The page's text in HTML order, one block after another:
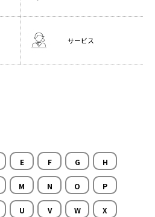
サービス
E F G H
M N O P
U V W X